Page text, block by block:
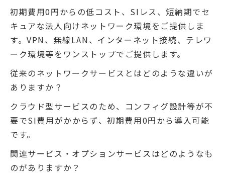
初期費用0円からの低コスト、SIレス、短納期でセ
キュアな法人向けネットワーク環境をご提供しま
す。VPN、無線LAN、インターネット接続、テレワ
ーク環境等をワンストップでご提供します。
従来のネットワークサービスとはどのような違いが
ありますか？
クラウド型サービスのため、コンフィグ設計等が不
要でSI費用がかからず、初期費用0円から導入可能
です。
関連サービス・オプションサービスはどのようなも
のがありますか？